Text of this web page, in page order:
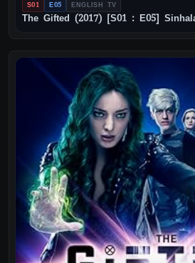
S01 E05 ENGLISH TV
The Gifted (2017) [S01 : E05]